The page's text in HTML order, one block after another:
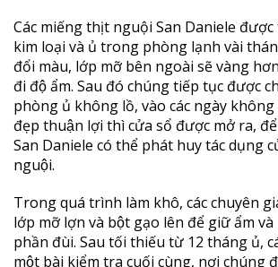
Các miếng thịt nguội San Daniele
kim loại và ủ trong phòng lạnh vài
đổi màu, lớp mỡ bên ngoài sẽ vàng
đi độ ẩm. Sau đó chúng tiếp tục được
phòng ủ không lồ, vào các ngày
đẹp thuận lợi thì cửa sổ được mở ra,
San Daniele có thể phát huy tác dụng
nguội.
Trong quá trình làm khô, các chuyên
lớp mỡ lợn và bột gạo lên để giữ ẩm
phần đùi. Sau tối thiếu từ 12 tháng ủ,
một bài kiểm tra cuối cùng, nơi chúng